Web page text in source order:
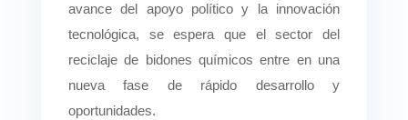
avance del apoyo político y la innovación
tecnológica, se espera que el sector del
reciclaje de bidones químicos entre en una
nueva fase de rápido desarrollo y
oportunidades.